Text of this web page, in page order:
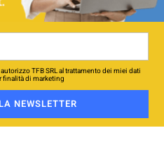
autorizzo TFB SRL al trattamento dei miei dati
finalità di marketing
NEWSLETTER